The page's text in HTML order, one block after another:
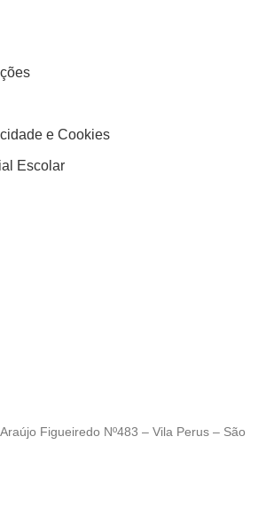
e Cookies
Escolar
Figueiredo Nº483 – Vila Perus – São